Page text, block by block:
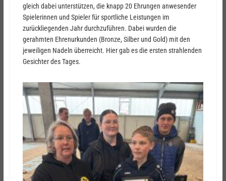
gleich dabei unterstützen, die knapp 20 Ehrungen anwesender
Spielerinnen und Spieler für sportliche Leistungen im
zurückliegenden Jahr durchzuführen. Dabei wurden die
gerahmten Ehrenurkunden (Bronze, Silber und Gold) mit den
jeweiligen Nadeln überreicht. Hier gab es die ersten strahlenden
Gesichter des Tages.